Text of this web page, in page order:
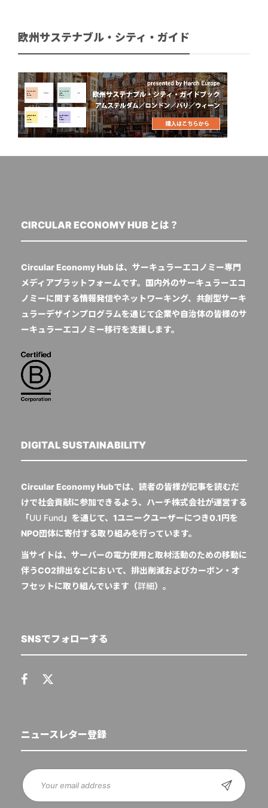
欧州サステナブル・シティ・ガイド
CIRCULAR ECONOMY HUB とは？
Circular Economy Hub は、サーキュラーエコノミー専門
メディアプラットフォームです。国内外のサーキュラーエコ
ノミーに関する情報発信やネットワーキング、共創型サーキ
ュラーデザインプログラムを通じて企業や自治体の皆様のサ
ーキュラーエコノミー移行を支援します。
DIGITAL SUSTAINABILITY
Circular Economy Hubでは、読者の皆様が記事を読むだ
けで社会貢献に参加できるよう、ハーチ株式会社が運営する
「UU Fund 」を通じて、1ユニークユーザーにつき0.1円を
NPO団体に寄付する取り組みを行っています。
当サイトは、サーバーの電力使用と取材活動のための移動に
伴うCO2排出などにおいて、排出削減およびカーボン・オ
フセットに取り組んでいます（詳細）。
SNSでフォローする
ニュースレター登録